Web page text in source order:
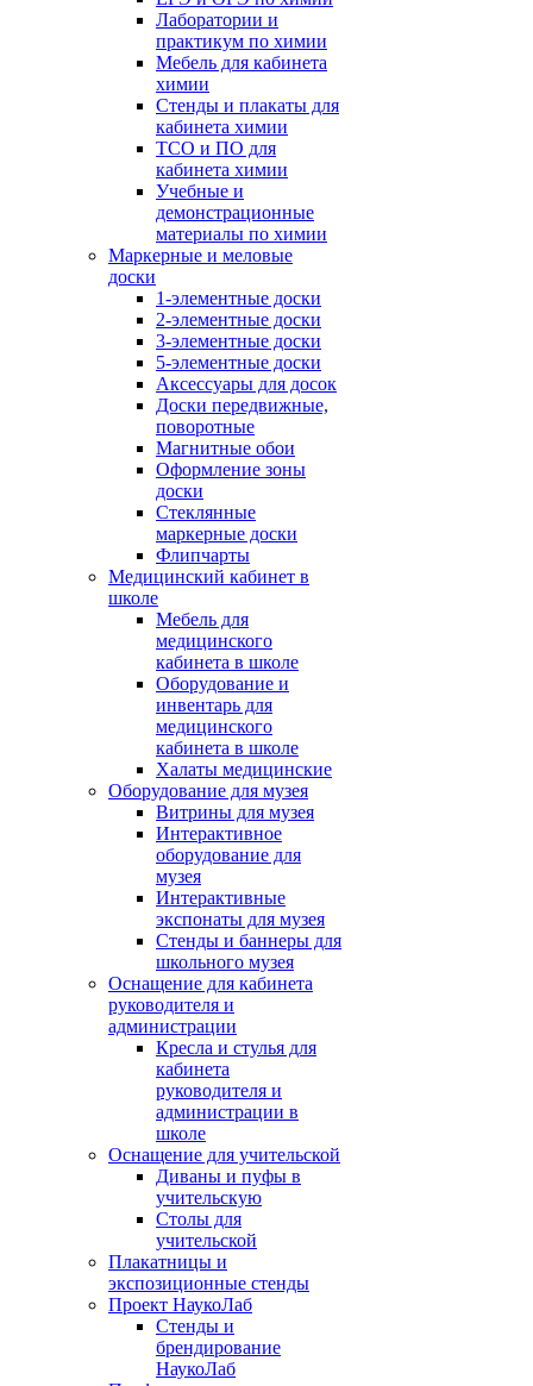
Лаборатории и
практикум по химии
Мебель для кабинета
химии
Стенды и плакаты для
кабинета химии
ТСО и ПО для
кабинета химии
Учебные и
демонстрационные
материалы по химии
Маркерные и меловые
доски
1-элементные доски
2-элементные доски
3-элементные доски
5-элементные доски
Аксессуары для досок
Доски передвижные,
поворотные
Магнитные обои
Оформление зоны
доски
Стеклянные
маркерные доски
Флипчарты
Медицинский кабинет в
школе
Мебель для
медицинского
кабинета в школе
Оборудование и
инвентарь для
медицинского
кабинета в школе
Халаты медицинские
Оборудование для музея
Витрины для музея
Интерактивное
оборудование для
музея
Интерактивные
экспонаты для музея
Стенды и баннеры для
школьного музея
Оснащение для кабинета
руководителя и
администрации
Кресла и стулья для
кабинета
руководителя и
администрации в
школе
Оснащение для учительской
Диваны и пуфы в
учительскую
Столы для
учительской
Плакатницы и
экспозиционные стенды
Проект НаукоЛаб
Стенды и
брендирование
НаукоЛаб